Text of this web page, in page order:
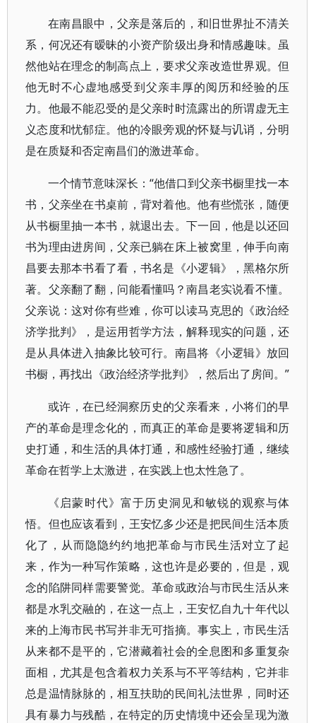
在南昌眼中，父亲是落后的，和旧世界扯不清关
系，何况还有暧昧的小资产阶级出身和情感趣味。虽
然他站在理念的制高点上，要求父亲改造世界观。但
他无时不心虚地感受到父亲丰厚的阅历和经验的压
力。他最不能忍受的是父亲时时流露出的所谓虚无主
义态度和忧郁症。他的冷眼旁观的怀疑与讥诮，分明
是在质疑和否定南昌们的激进革命。
一个情节意味深长：“他借口到父亲书橱里找一本
书，父亲坐在书桌前，背对着他。他有些慌张，随便
从书橱里抽一本书，就退出去。下一回，他是以还回
书为理由进房间，父亲已躺在床上被窝里，伸手向南
昌要去那本书看了看，书名是《小逻辑》，黑格尔所
著。父亲翻了翻，问能看懂吗？南昌老实说看不懂。
父亲说：这对你有些难，你可以读马克思的《政治经
济学批判》，是运用哲学方法，解释现实的问题，还
是从具体进入抽象比较可行。南昌将《小逻辑》放回
书橱，再找出《政治经济学批判》，然后出了房间。”
或许，在已经洞察历史的父亲看来，小将们的早
产的革命是理念化的，而真正的革命是要将逻辑和历
史打通，和生活的具体打通，和感性经验打通，继续
革命在哲学上太激进，在实践上也太性急了。
《启蒙时代》富于历史洞见和敏锐的观察与体
悟。但也应该看到，王安忆多少还是把民间生活本质
化了，从而隐隐约约地把革命与市民生活对立了起
来，作为一种写作策略，这也许是必要的，但是，观
念的陷阱同样需要警觉。革命或政治与市民生活从来
都是水乳交融的，在这一点上，王安忆自九十年代以
来的上海市民书写并非无可指摘。事实上，市民生活
从来都不是平的，它潜藏着社会的全息图和多重复杂
面相，尤其是包含着权力关系与不平等结构，它并非
总是温情脉脉的，相互扶助的民间礼法世界，同时还
具有暴力与残酷，在特定的历史情境中还会呈现为激